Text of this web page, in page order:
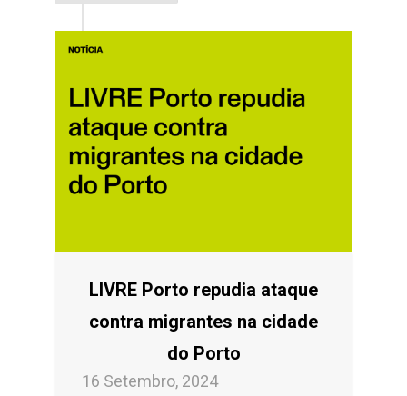
LIVRE Porto repudia ataque
contra migrantes na cidade
do Porto
16 Setembro, 2024